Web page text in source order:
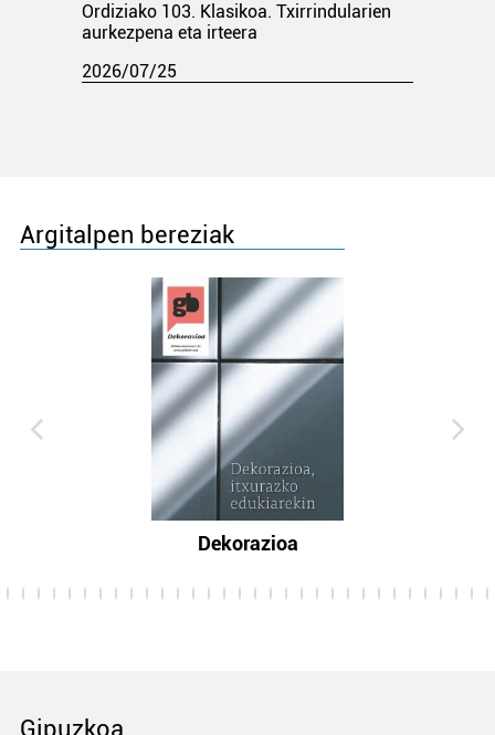
Ordiziako 103. Klasikoa. Txirrindularien
aurkezpena eta irteera
2026/07/25
Argitalpen bereziak
Dekorazioa
Gipuzkoa